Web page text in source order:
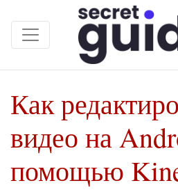
Как
видео на
помощью